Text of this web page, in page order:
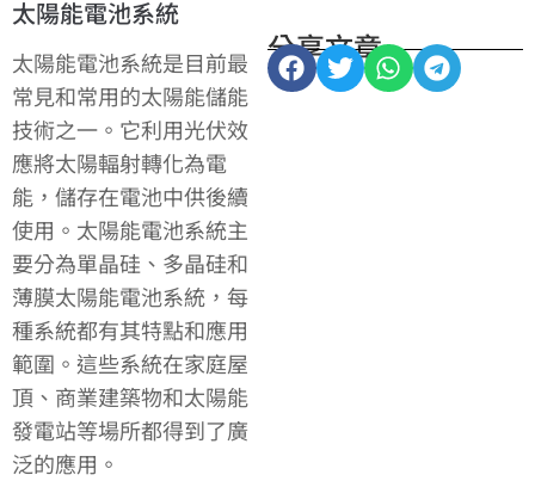
太陽能電池系統
太陽能電池系統是目前最
常見和常用的太陽能儲能
技術之一。它利用光伏效
應將太陽輻射轉化為電
能，儲存在電池中供後續
使用。太陽能電池系統主
要分為單晶硅、多晶硅和
薄膜太陽能電池系統，每
種系統都有其特點和應用
範圍。這些系統在家庭屋
頂、商業建築物和太陽能
發電站等場所都得到了廣
泛的應用。
分享文章